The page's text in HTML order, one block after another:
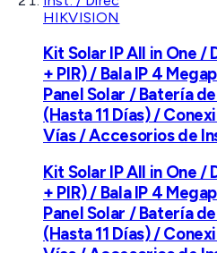
HIKVISION
Kit Solar IP All in One
+ PIR) / Bala IP 4
Panel Solar / Batería
(Hasta 11 Días) /
Vías / Accesorios de
Kit Solar IP All in One
+ PIR) / Bala IP 4
Panel Solar / Batería
(Hasta 11 Días) /